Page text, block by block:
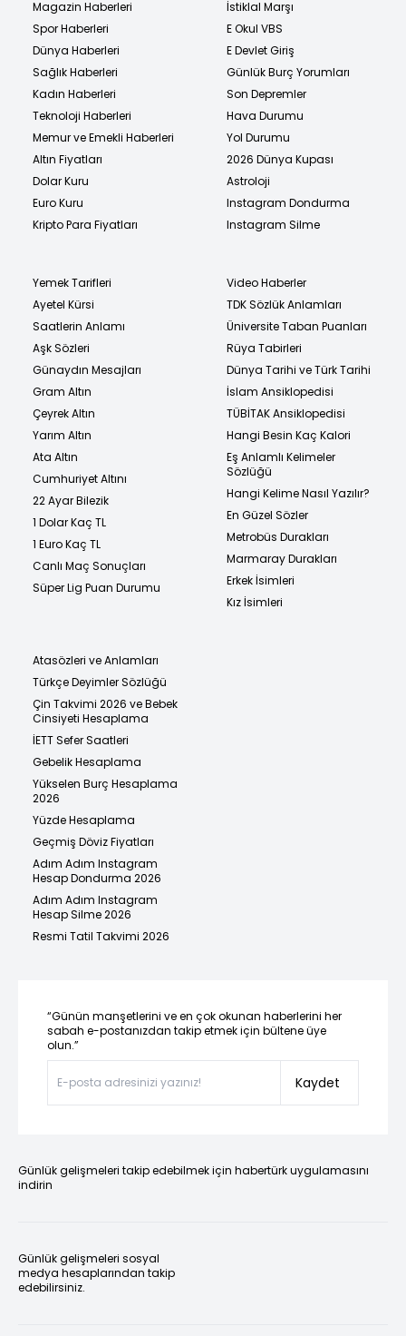
Magazin Haberleri
Spor Haberleri
Dünya Haberleri
Sağlık Haberleri
Kadın Haberleri
Teknoloji Haberleri
Memur ve Emekli Haberleri
Altın Fiyatları
Dolar Kuru
Euro Kuru
Kripto Para Fiyatları
İstiklal Marşı
E Okul VBS
E Devlet Giriş
Günlük Burç Yorumları
Son Depremler
Hava Durumu
Yol Durumu
2026 Dünya Kupası
Astroloji
Instagram Dondurma
Instagram Silme
Yemek Tarifleri
Ayetel Kürsi
Saatlerin Anlamı
Aşk Sözleri
Günaydın Mesajları
Gram Altın
Çeyrek Altın
Yarım Altın
Ata Altın
Cumhuriyet Altını
22 Ayar Bilezik
1 Dolar Kaç TL
1 Euro Kaç TL
Canlı Maç Sonuçları
Süper Lig Puan Durumu
Video Haberler
TDK Sözlük Anlamları
Üniversite Taban Puanları
Rüya Tabirleri
Dünya Tarihi ve Türk Tarihi
İslam Ansiklopedisi
TÜBİTAK Ansiklopedisi
Hangi Besin Kaç Kalori
Eş Anlamlı Kelimeler
Sözlüğü
Hangi Kelime Nasıl Yazılır?
En Güzel Sözler
Metrobüs Durakları
Marmaray Durakları
Erkek İsimleri
Kız İsimleri
Atasözleri ve Anlamları
Türkçe Deyimler Sözlüğü
Çin Takvimi 2026 ve Bebek
Cinsiyeti Hesaplama
İETT Sefer Saatleri
Gebelik Hesaplama
Yükselen Burç Hesaplama
2026
Yüzde Hesaplama
Geçmiş Döviz Fiyatları
Adım Adım Instagram
Hesap Dondurma 2026
Adım Adım Instagram
Hesap Silme 2026
Resmi Tatil Takvimi 2026
“Günün manşetlerini ve en çok okunan haberlerini her
sabah e-postanızdan takip etmek için bültene üye
olun.”
Kaydet
Günlük gelişmeleri takip edebilmek için habertürk uygulamasını
indirin
Günlük gelişmeleri sosyal
medya hesaplarından takip
edebilirsiniz.